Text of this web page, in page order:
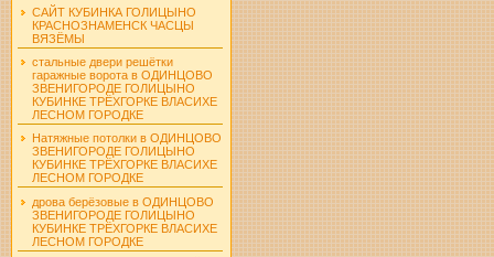
САЙТ КУБИНКА ГОЛИЦЫНО
КРАСНОЗНАМЕНСК ЧАСЦЫ
ВЯЗЁМЫ
стальные двери решётки
гаражные ворота в ОДИНЦОВО
ЗВЕНИГОРОДЕ ГОЛИЦЫНО
КУБИНКЕ ТРЁХГОРКЕ ВЛАСИХЕ
ЛЕСНОМ ГОРОДКЕ
Натяжные потолки в ОДИНЦОВО
ЗВЕНИГОРОДЕ ГОЛИЦЫНО
КУБИНКЕ ТРЁХГОРКЕ ВЛАСИХЕ
ЛЕСНОМ ГОРОДКЕ
дрова берёзовые в ОДИНЦОВО
ЗВЕНИГОРОДЕ ГОЛИЦЫНО
КУБИНКЕ ТРЁХГОРКЕ ВЛАСИХЕ
ЛЕСНОМ ГОРОДКЕ